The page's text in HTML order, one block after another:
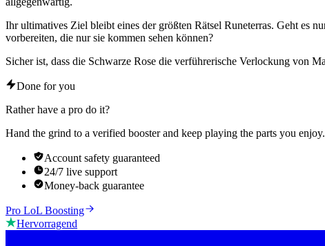
Ihr ultimatives Ziel bleibt eines der größten Rätsel Runeterras. Geht es
vorbereiten, die nur sie kommen sehen können?
Sicher ist, dass die Schwarze Rose die verführerische Verlockung von
Done for you
Rather have a pro do it?
Hand the grind to a verified booster and keep playing the parts you enjoy.
Account safety guaranteed
24/7 live support
Money-back guarantee
Pro LoL Boosting
Hervorragend